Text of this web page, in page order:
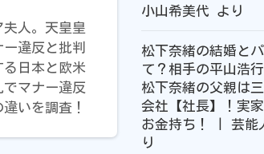
夫人。天皇皇
違反と批判
日本と欧米
マナー違反
いを調査！
小山希美代 より
松下奈緒の結婚と
て？相手の平山浩
松下奈緒の父親は
会社【社長】！実
お金持ち！ | 芸能
り